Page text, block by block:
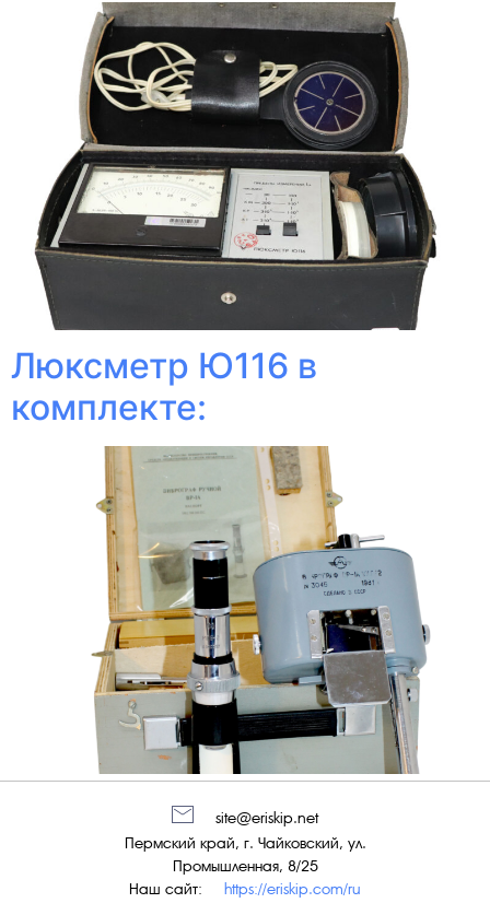
Люксметр Ю116 в
комплекте:
Наш сайт: https://eriskip.com/ru
Пермский край, г. Чайковский, ул.
Промышленная, 8/25
site@eriskip.net